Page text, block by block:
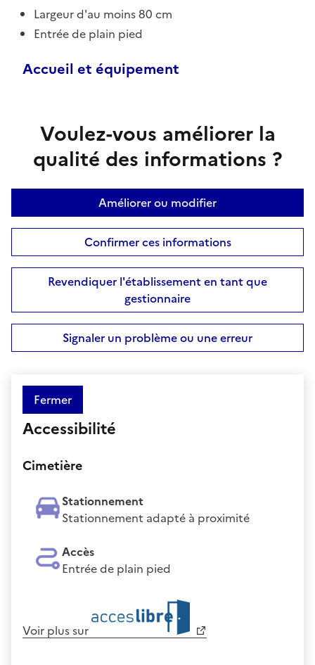
Largeur d'au moins 80 cm
Entrée de plain pied
Accueil et équipement
Voulez-vous améliorer la
qualité des informations ?
Améliorer ou modifier
Confirmer ces informations
Revendiquer l'établissement en tant que
gestionnaire
Signaler un problème ou une erreur
Fermer
Accessibilité
Cimetière
Stationnement
Stationnement adapté à proximité
Accès
Entrée de plain pied
Voir plus sur